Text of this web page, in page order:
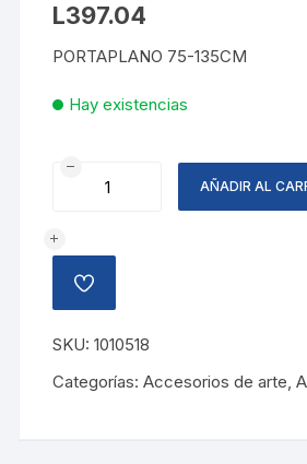
L397.04
PORTAPLANO 75-135CM
Hay existencias
PORTA
PLANO
135CM
cantidad
AÑADIR AL
AÑADIR
A
LISTA
DE
DESEOS
SKU:1010518
Categorías:Accesorios de arte,